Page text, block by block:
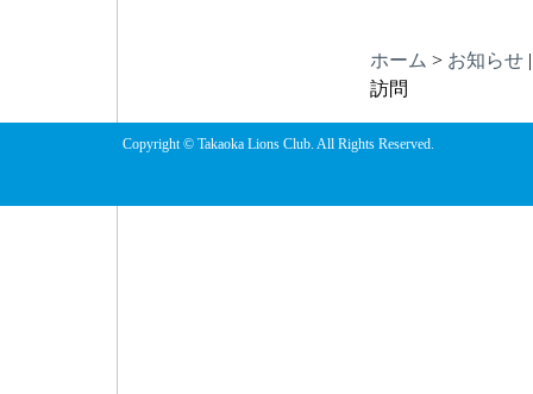
ホーム > お知らせ
訪問
Copyright © Takaoka Lions Club. All Rights Reserved.